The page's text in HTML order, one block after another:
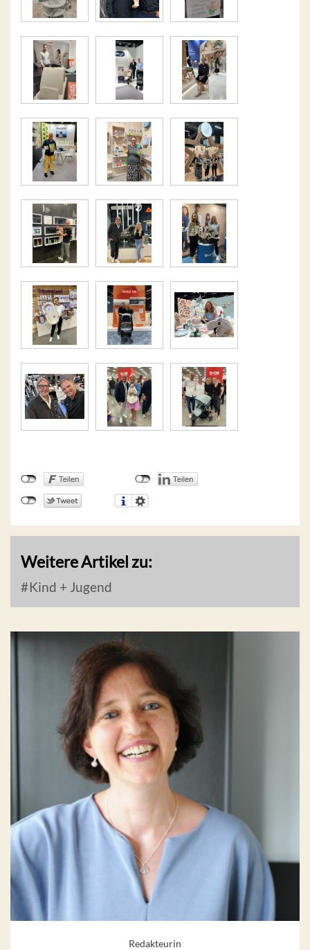
Weitere Artikel zu:
Kind + Jugend
Redakteurin